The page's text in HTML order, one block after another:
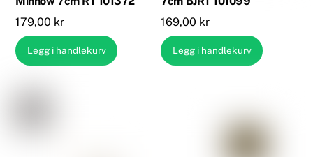
179,00 kr
Legg i handlekurv
169,00 kr
Legg i handlekurv